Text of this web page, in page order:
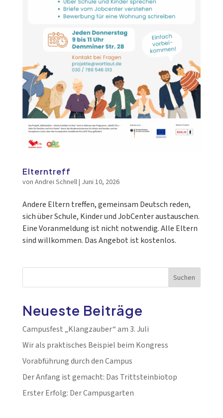
Elterntreff
von Andrei Schnell| Juni 10, 2026
Andere Eltern treffen, gemeinsam Deutsch reden,
sich über Schule, Kinder und JobCenter austauschen.
Eine Voranmeldung ist nicht notwendig. Alle Eltern
sind willkommen. Das Angebot ist kostenlos.
Suchen
Neueste Beiträge
Campusfest „Klangzauber“ am 3. Juli
Wir als praktisches Beispiel beim Kongress
Vorabführung durch den Campus
Der Anfang ist gemacht: Das Trittsteinbiotop
Erster Erfolg: Der Campusgarten